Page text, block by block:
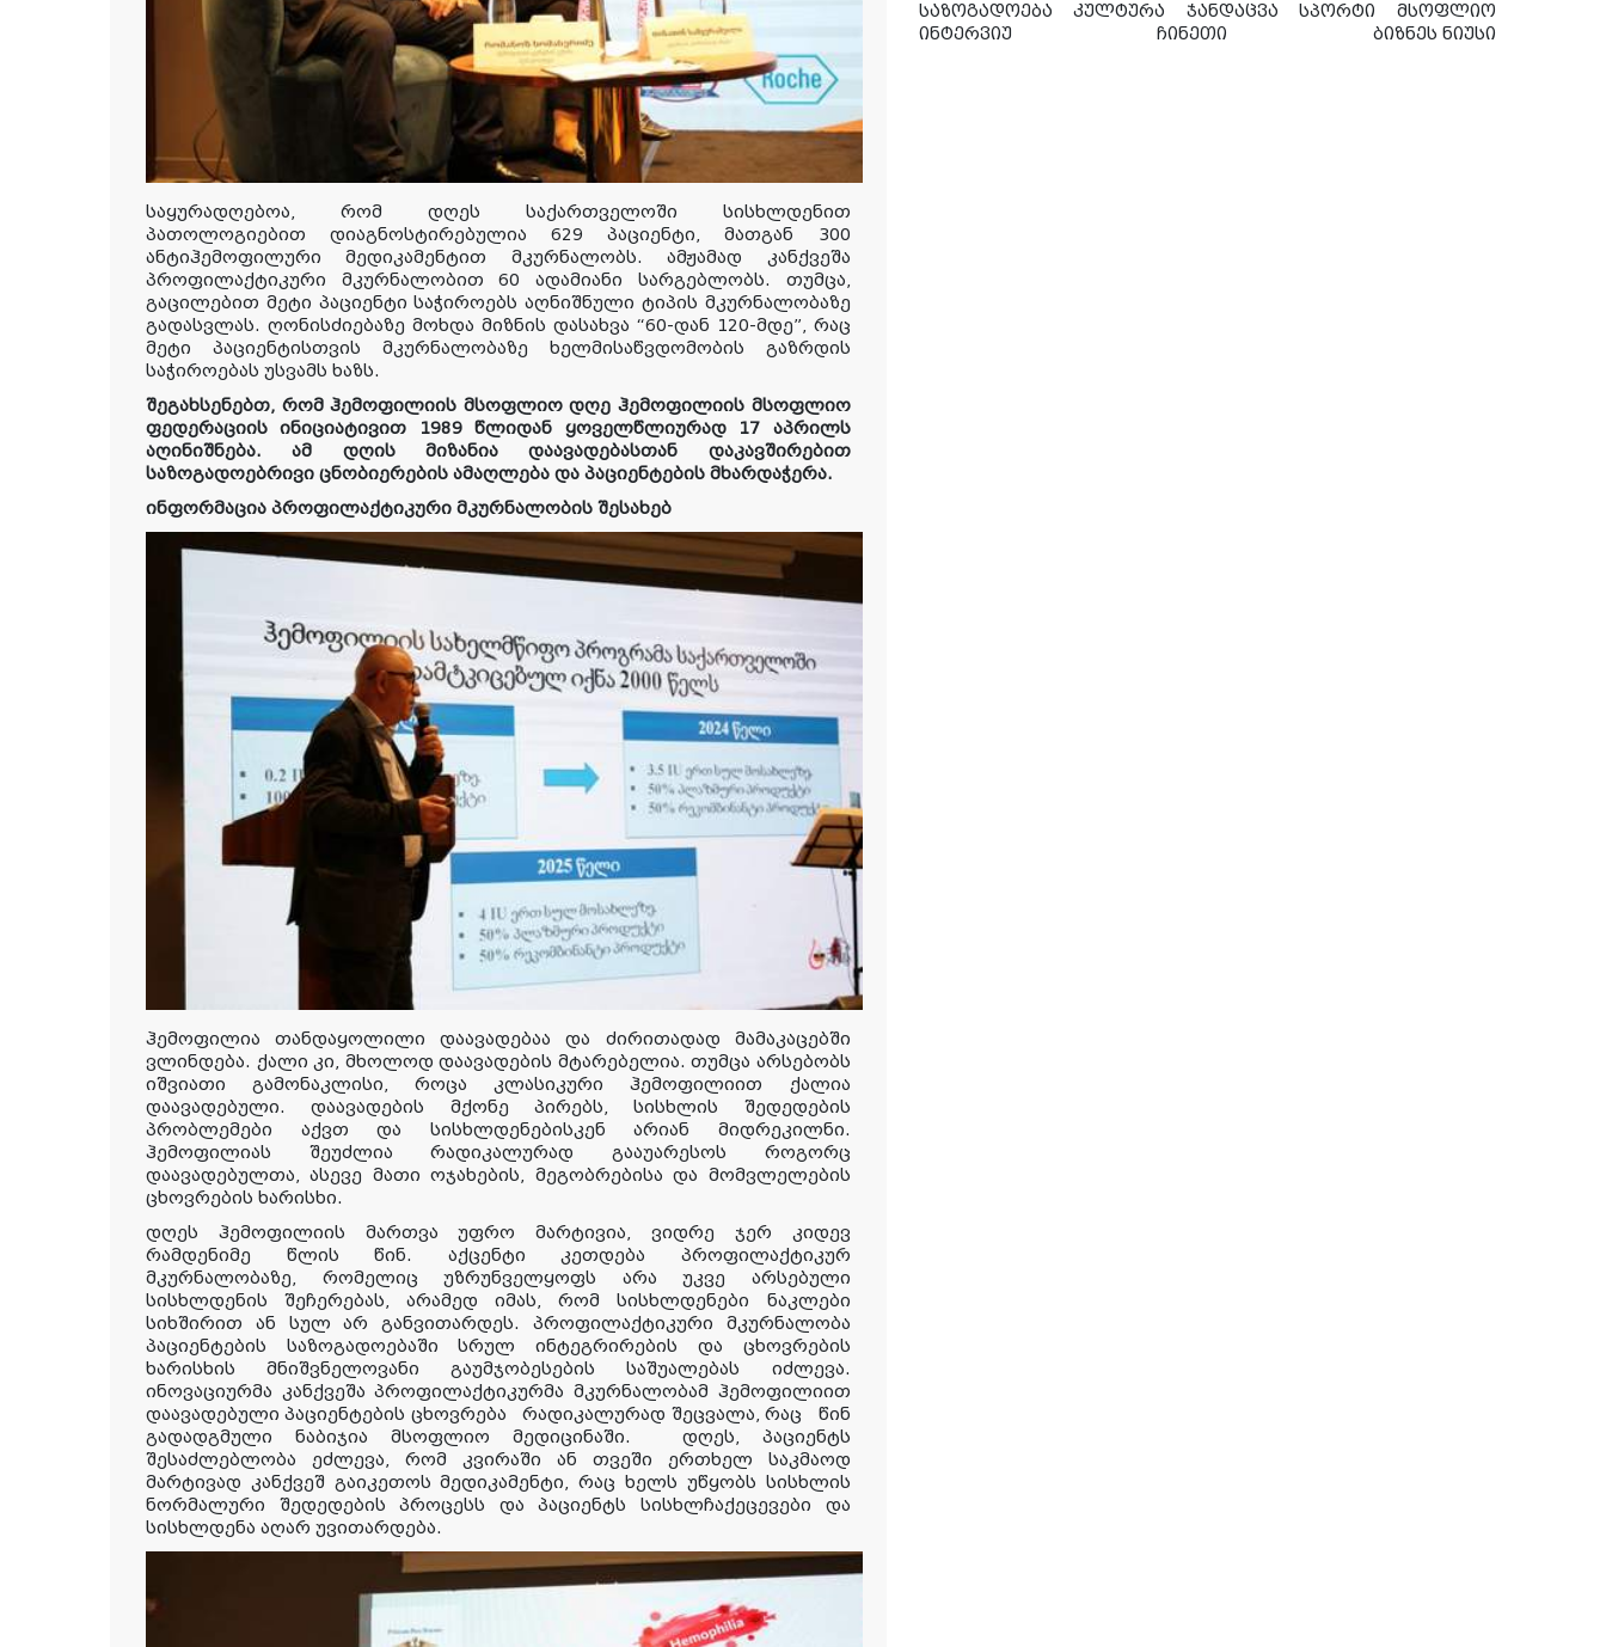
საყურადღებოა, რომ დღეს საქართველოში სისხლდენით
პათოლოგიებით დიაგნოსტირებულია 629 პაციენტი, მათგან 300
ანტიჰემოფილური მედიკამენტით მკურნალობს.ამჟამად
კანქვეშა
პროფილაქტიკური
მკურნალობით 60ადამიანი სარგებლობს. თუმცა
გაცილებით მეტი პაციენტი საჭიროებს აღნიშნული ტიპის მკურნალობაზე
გადასვლას. ღონისძიებაზე მოხდა მიზნის დასახვა “60-დან 120-მდე”, რაც
მეტი პაციენტისთვის მკურნალობაზე ხელმისაწვდომობის გაზრდის
საჭიროებას უსვამს ხაზს.
შეგახსენებთ, რომ ჰემოფილიის მსოფლიო დღე ჰემოფილიის მსოფლიო
ფედერაციის ინიციატივით 1989 წლიდან ყოველწლიურად 17 აპრილს
აღინიშნება. ამ დღის მიზანია დაავადებასთან დაკავშირებით
საზოგადოებრივი ცნობიერების ამაღლება და პაციენტების მხარდაჭერა.
ინფორმაცია პროფილაქტიკური მკურნალობის შესახებ
ჰემოფილია თანდაყოლილი დაავადებაადა ძირითადად
მამაკაცებში
ვლინდება. ქალი კი, მხოლოდდაავადების მტარებელია.თუმცა არსებობს
იშვიათი გამონაკლისი, როცა კლასიკური ჰემოფილიით ქალია
დაავადებული.დაავადების მქონე პირებს სისხლის
შედედების
პრობლემები
აქვთ და სისხლდენებისკენ არიან მიდრეკილნი.
ჰემოფილიას შეუძლია რადიკალურად გააუარესოს როგორც
დაავადებულთა, ასევე მათი ოჯახების, მეგობრებისა და მომვლელების
ცხოვრების ხარისხი.
დღეს ჰემოფილიის მართვა უფრო მარტივია, ვიდრე ჯერ კიდევ
რამდენიმე წლის წინ. აქცენტი კეთდება პროფილაქტიკურ
მკურნალობაზე, რომელიც უზრუნველყოფს არა უკვე არსებული
სისხლდენის შეჩერებას, არამედ იმას, რომ სისხლდენები ნაკლები
სიხშირით ან სულ არ განვითარდეს. პროფილაქტიკური მკურნალობა
პაციენტების საზოგადოებაში სრულ ინტეგრირების და ცხოვრების
ხარისხის მნიშვნელოვანი გაუმჯობესების საშუალებას იძლევა.
ინოვაციურმა კანქვეშაპროფილაქტიკურმა მკურნალობამ ჰემოფილიით
დაავადებული პაციენტების ცხოვრება რადიკალურად შეცვალა , რაც
წინ
გადადგმული ნაბიჯია მსოფლიო მედიცინაში.
დღეს, პაციენტს
შესაძლებლობა ეძლევა, რომ კვირაში ან თვეში ერთხელ საკმაოდ
მარტივად კანქვეშ გაიკეთოს მედიკამენტი, რაც ხელს უწყობს სისხლის
ნორმალური შედედების პროცესს და პაციენტს სისხლჩაქეცევები და
სისხლდენა აღარ უვითარდება.
საზოგადოება
კულტურა ჯანდაცვა სპორტი
მსოფლიო
ინტერვიუ
ჩინეთი ბიზნეს ნიუსი